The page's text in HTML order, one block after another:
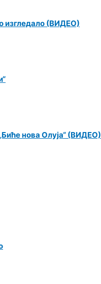
изгледало (ВИДЕО)
нова Олуја“ (ВИДЕО)